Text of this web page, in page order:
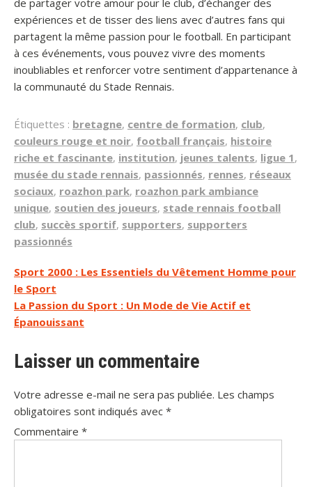
de partager votre amour pour le club, d’échanger des
expériences et de tisser des liens avec d’autres fans qui
partagent la même passion pour le football. En participant
à ces événements, vous pouvez vivre des moments
inoubliables et renforcer votre sentiment d’appartenance à
la communauté du Stade Rennais.
Étiquettes : bretagne, centre de formation, club,
couleurs rouge et noir, football français, histoire
riche et fascinante, institution, jeunes talents, ligue 1,
musée du stade rennais, passionnés, rennes, réseaux
sociaux, roazhon park, roazhon park ambiance
unique, soutien des joueurs, stade rennais football
club, succès sportif, supporters, supporters
passionnés
Navigation
de
l’article
Sport 2000 : Les Essentiels du Vêtement Homme pour
le Sport
La Passion du Sport : Un Mode de Vie Actif et
Épanouissant
Laisser un commentaire
Votre adresse e-mail ne sera pas publiée. Les champs
obligatoires sont indiqués avec *
Commentaire *